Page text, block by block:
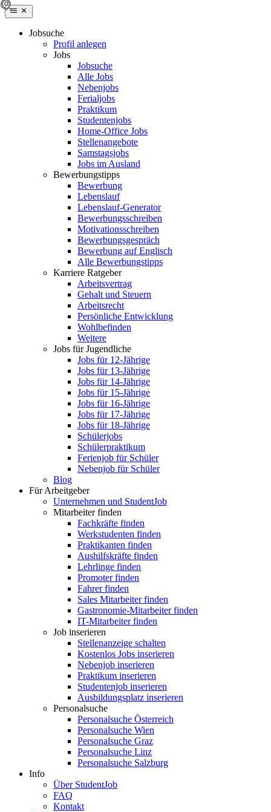
Jobsuche
Profil anlegen
Jobs
Jobsuche
Alle Jobs
Nebenjobs
Ferialjobs
Praktikum
Studentenjobs
Home-Office Jobs
Stellenangebote
Samstagsjobs
Jobs im Ausland
Bewerbungstipps
Bewerbung
Lebenslauf
Lebenslauf-Generator
Bewerbungsschreiben
Motivationsschreiben
Bewerbungsgespräch
Bewerbung auf Englisch
Alle Bewerbungstipps
Karriere Ratgeber
Arbeitsvertrag
Gehalt und Steuern
Arbeitsrecht
Persönliche Entwicklung
Wohlbefinden
Weitere
Jobs für Jugendliche
Jobs für 12-Jährige
Jobs für 13-Jährige
Jobs für 14-Jährige
Jobs für 15-Jährige
Jobs für 16-Jährige
Jobs für 17-Jährige
Jobs für 18-Jährige
Schülerjobs
Schülerpraktikum
Ferienjob für Schüler
Nebenjob für Schüler
Blog
Für Arbeitgeber
Unternehmen und StudentJob
Mitarbeiter finden
Fachkräfte finden
Werkstudenten finden
Praktikanten finden
Aushilfskräfte finden
Lehrlinge finden
Promoter finden
Fahrer finden
Sales Mitarbeiter finden
Gastronomie-Mitarbeiter finden
IT-Mitarbeiter finden
Job inserieren
Stellenanzeige schalten
Kostenlos Jobs inserieren
Nebenjob inserieren
Praktikum inserieren
Studentenjob inserieren
Ausbildungsplatz inserieren
Personalsuche
Personalsuche Österreich
Personalsuche Wien
Personalsuche Graz
Personalsuche Linz
Personalsuche Salzburg
Info
Über StudentJob
FAQ
Kontakt